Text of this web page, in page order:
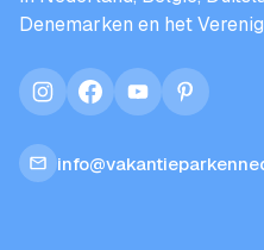
Denemarken en het
instagramfacebookyoutubepinterest